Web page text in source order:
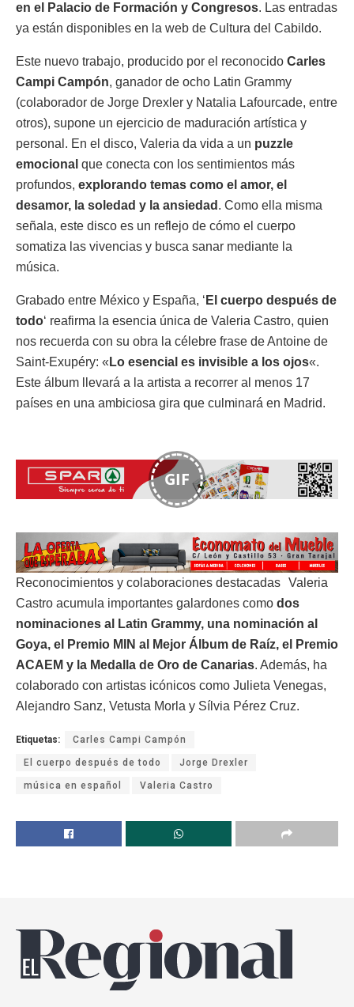
en el Palacio de Formación y Congresos. Las entradas
ya están disponibles en la web de Cultura del Cabildo.
Este nuevo trabajo, producido por el reconocido Carles
Campi Campón, ganador de ocho Latin Grammy
(colaborador de Jorge Drexler y Natalia Lafourcade, entre
otros), supone un ejercicio de maduración artística y
personal. En el disco, Valeria da vida a un puzzle
emocional que conecta con los sentimientos más
profundos, explorando temas como el amor, el
desamor, la soledad y la ansiedad . Como ella misma
señala, este disco es un reflejo de cómo el cuerpo
somatiza las vivencias y busca sanar mediante la
música.
Grabado entre México y España, ‘ El cuerpo después de
todo‘ reafirma la esencia única de Valeria Castro, quien
nos recuerda con su obra la célebre frase de Antoine de
Saint-Exupéry: « Lo esencial es invisible a los ojos«.
Este álbum llevará a la artista a recorrer al menos 17
países en una ambiciosa gira que culminará en Madrid.
GIF
Reconocimientos y colaboraciones destacadas Valeria
Castro acumula importantes galardones como dos
nominaciones al Latin Grammy, una nominación al
Goya, el Premio MIN al Mejor Álbum de Raíz, el Premio
ACAEM y la Medalla de Oro de Canarias. Además, ha
colaborado con artistas icónicos como Julieta Venegas,
Alejandro Sanz, Vetusta Morla y Sílvia Pérez Cruz.
Etiquetas: Carles Campi Campón
El cuerpo después de todo Jorge Drexler
música en español Valeria Castro